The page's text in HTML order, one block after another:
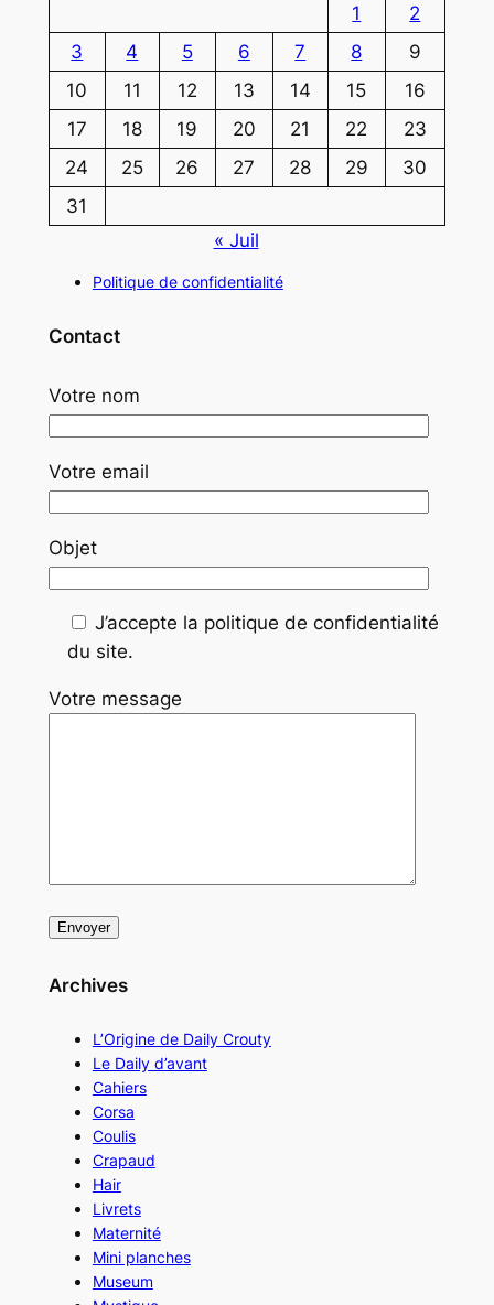
1
2
3
4 5 6 7 8
9
10
11 12 13 14 15
16
17
18 19 20 21 22
23
24
25 26 27 28 29
30
31
« Juil
Politique de confidentialité
Contact
Votre nom
Votre email
Objet
J’accepte la politique de confidentialité
du site.
Votre message
Archives
L’Origine de Daily Crouty
Le Daily d’avant
Cahiers
Corsa
Coulis
Crapaud
Hair
Livrets
Maternité
Mini planches
Museum